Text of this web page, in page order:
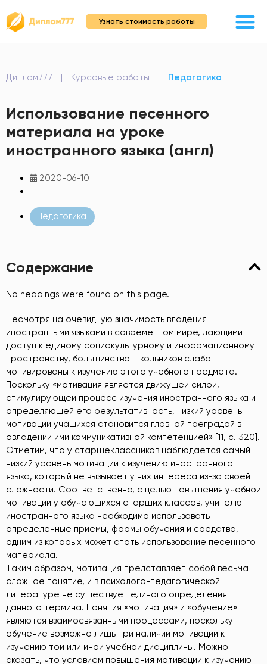
Узнать стоимость работы
Диплом777 | Курсовые работы | Педагогика
Использование песенного
материала на уроке
иностранного языка (англ)
2020-06-10
Педагогика
Содержание
No headings were found on this page.
Несмотря на очевидную значимость владения
иностранными языками в современном мире, дающими
доступ к единому социокультурному и информационному
пространству, большинство школьников слабо
мотивированы к изучению этого учебного предмета.
Поскольку «мотивация является движущей силой,
стимулирующей процесс изучения иностранного языка и
определяющей его результативность, низкий уровень
мотивации учащихся становится главной преградой в
овладении ими коммуникативной компетенцией» [11, c. 320].
Отметим, что у старшеклассников наблюдается самый
низкий уровень мотивации к изучению иностранного
языка, который не вызывает у них интереса из-за своей
сложности. Соответственно, с целью повышения учебной
мотивации у обучающихся старших классов, учителю
иностранного языка необходимо использовать
определенные приемы, формы обучения и средства,
одним из которых может стать использование песенного
материала.
Таким образом, мотивация представляет собой весьма
сложное понятие, и в психолого-педагогической
литературе не существует единого определения
данного термина. Понятия «мотивация» и «обучение»
являются взаимосвязанными процессами, поскольку
обучение возможно лишь при наличии мотивации к
изучению той или иной учебной дисциплины. Можно
сказать, что условием повышения мотивации к изучению